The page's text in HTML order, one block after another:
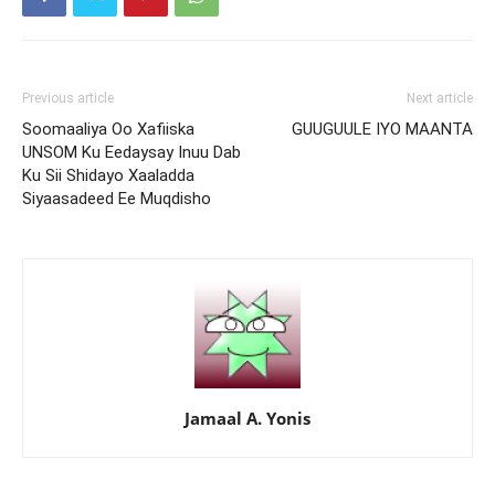
Previous article
Soomaaliya Oo Xafiiska
UNSOM Ku Eedaysay Inuu Dab
Ku Sii Shidayo Xaaladda
Siyaasadeed Ee Muqdisho
Next article
GUUGUULE IYO MAANTA
Jamaal A. Yonis